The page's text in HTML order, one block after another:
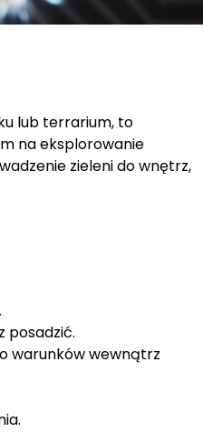
lub terrarium, to
na eksplorowanie
zieleni do wnętrz,
posadzić.
warunków wewnątrz